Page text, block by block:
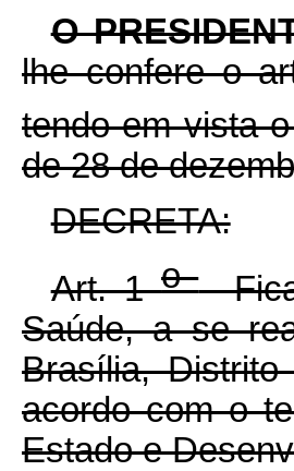
O
lhe confere o
tendo em vista
de 28 de
DECRETA:
Art. 1oFica
Saúde, a se
Brasília,
acordo com o
Estado e